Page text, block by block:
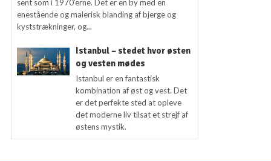
sent som i 1970’erne. Det er en by med en
enestående og malerisk blanding af bjerge og
kyststrækninger, og...
Istanbul – stedet hvor østen
og vesten mødes
Istanbul er en fantastisk
kombination af øst og vest. Det
er det perfekte sted at opleve
det moderne liv tilsat et strejf af
østens mystik.